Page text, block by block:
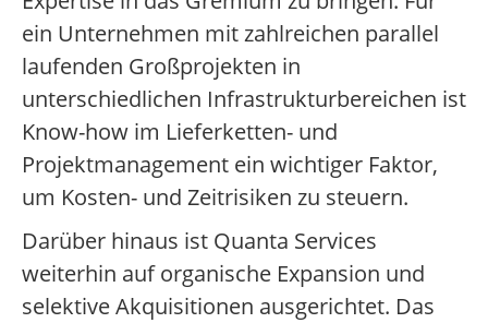
ein Unternehmen mit zahlreichen parallel
laufenden Großprojekten in
unterschiedlichen Infrastrukturbereichen ist
Know-how im Lieferketten- und
Projektmanagement ein wichtiger Faktor,
um Kosten- und Zeitrisiken zu steuern.
Darüber hinaus ist Quanta Services
weiterhin auf organische Expansion und
selektive Akquisitionen ausgerichtet. Das